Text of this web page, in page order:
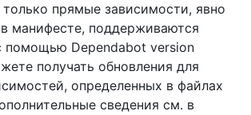
прямые зависимости, явно
манифесте, поддерживаются
помощью Dependabot version
получать обновления для
определенных в файлах
сведения см. в